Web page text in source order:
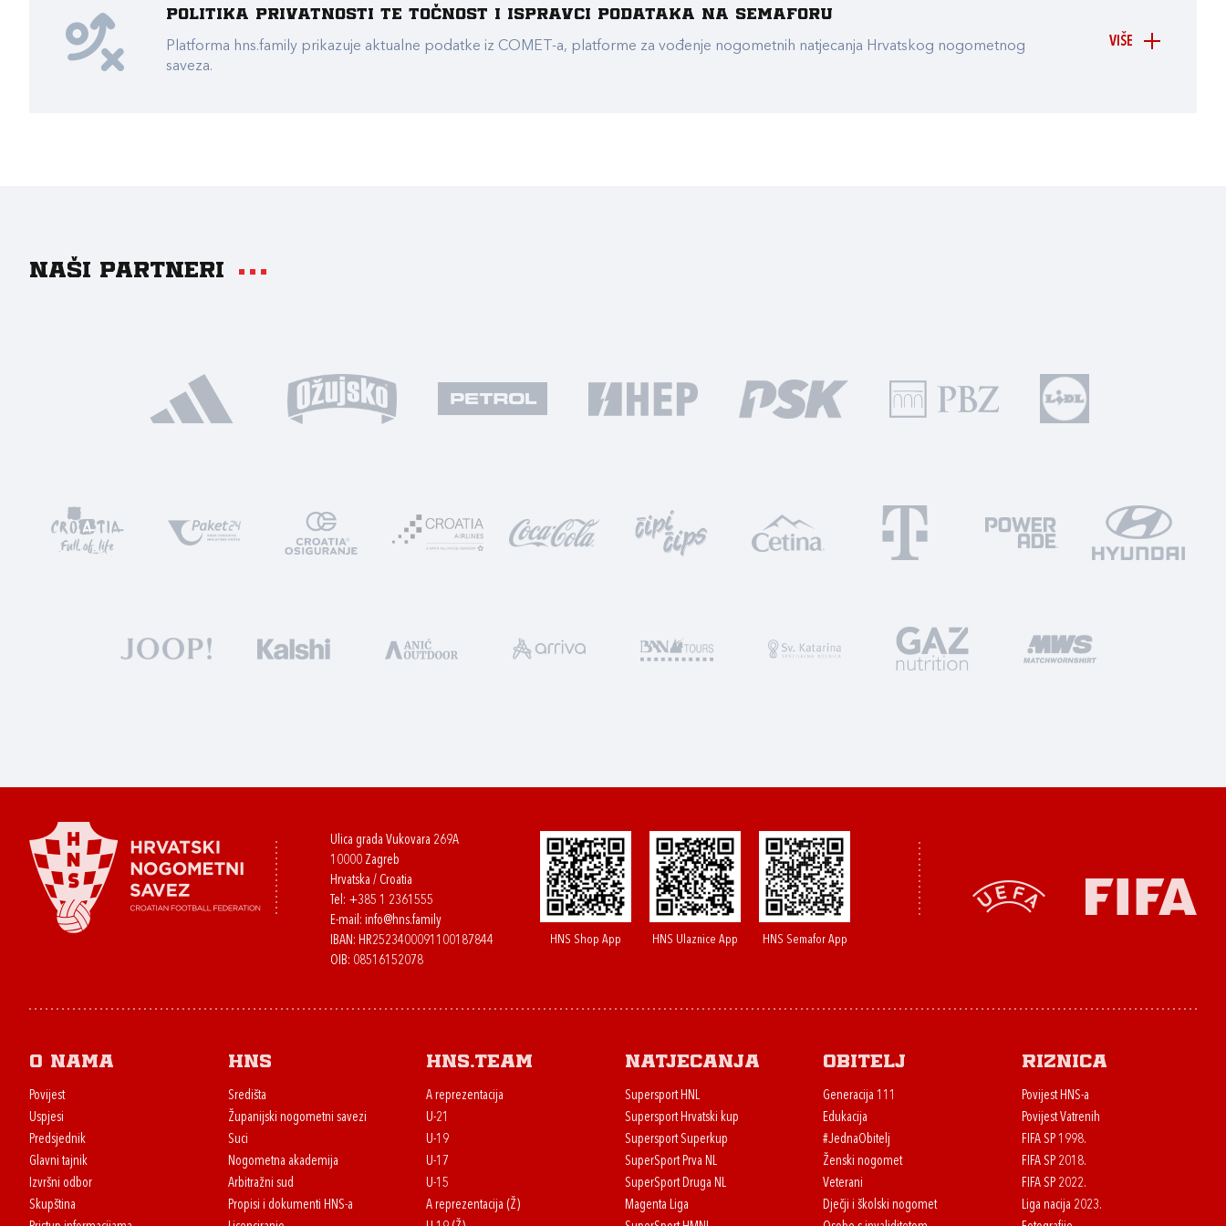
VIŠE
Politika privatnosti te točnost i ispravci podataka na Semaforu
Platforma hns.family prikazuje aktualne podatke iz COMET-a, platforme za vođenje nogometnih natjecanja Hrvatskog nogometnog
saveza.
Naši partneri
Ulica grada Vukovara 269A
10000 Zagreb
Hrvatska / Croatia
Tel: +385 1 2361555
E-mail: info@hns.family
IBAN: HR2523400091100187844
OIB: 08516152078
HNS Shop App HNS Ulaznice App HNS Semafor App
O nama
Povijest
Uspjesi
Predsjednik
Glavni tajnik
Izvršni odbor
Skupština
HNS
Središta
Županijski nogometni savezi
Suci
Nogometna akademija
Arbitražni sud
Propisi i dokumenti HNS-a
HNS.team
A reprezentacija
U-21
U-19
U-17
U-15
A reprezentacija (Ž)
Natjecanja
Supersport HNL
Supersport Hrvatski kup
Supersport Superkup
SuperSport Prva NL
SuperSport Druga NL
Magenta Liga
Obitelj
Generacija 111
Edukacija
#JednaObitelj
Ženski nogomet
Veterani
Dječji i školski nogomet
Riznica
Povijest HNS-a
Povijest Vatrenih
FIFA SP 1998.
FIFA SP 2018.
FIFA SP 2022.
Liga nacija 2023.